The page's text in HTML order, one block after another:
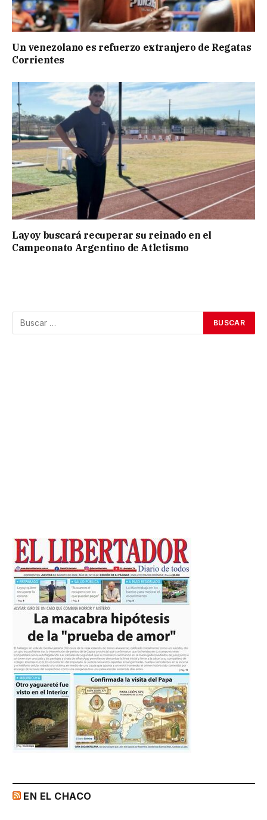
Un venezolano es refuerzo extranjero de Regatas
Corrientes
Layoy buscará recuperar su reinado en el
Campeonato Argentino de Atletismo
EN EL CHACO